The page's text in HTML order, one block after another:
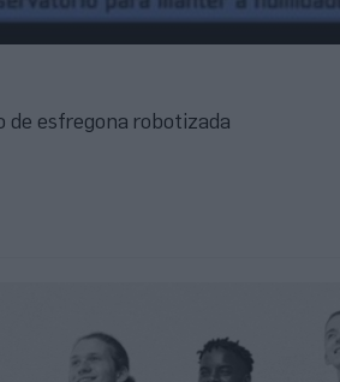
de esfregona robotizada